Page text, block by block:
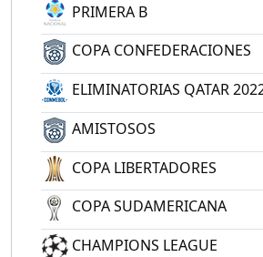
PRIMERA B
COPA CONFEDERACIONES
ELIMINATORIAS QATAR
AMISTOSOS
COPA LIBERTADORES
COPA SUDAMERICANA
CHAMPIONS LEAGUE